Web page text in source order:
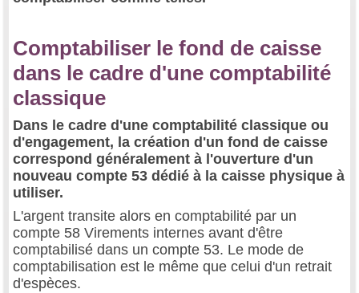
Comptabiliser le fond de caisse
dans le cadre d'une comptabilité
classique
Dans le cadre d'une comptabilité classique ou
d'engagement, la création d'un fond de caisse
correspond généralement à l'ouverture d'un
nouveau compte 53 dédié à la caisse physique à
utiliser.
L'argent transite alors en comptabilité par un
compte 58 Virements internes avant d'être
comptabilisé dans un compte 53. Le mode de
comptabilisation est le même que celui d'un retrait
d'espèces.